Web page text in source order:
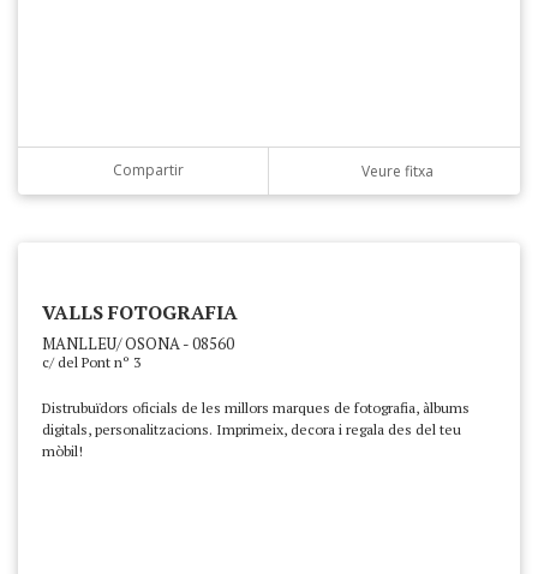
Compartir Veure fitxa
VALLS FOTOGRAFIA
MANLLEU/ OSONA - 08560
c/ del Pont nº 3
Distrubuïdors oficials de les millors marques de fotografia, àlbums
digitals, personalitzacions. Imprimeix, decora i regala des del teu
mòbil!